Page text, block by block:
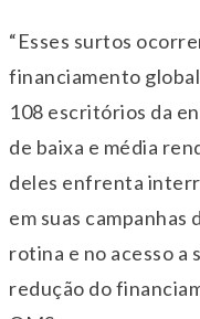
“Esses surtos
financiamento
108 escritórios da
de baixa e média
deles enfrenta
em suas campanhas
rotina e no acesso a
redução do